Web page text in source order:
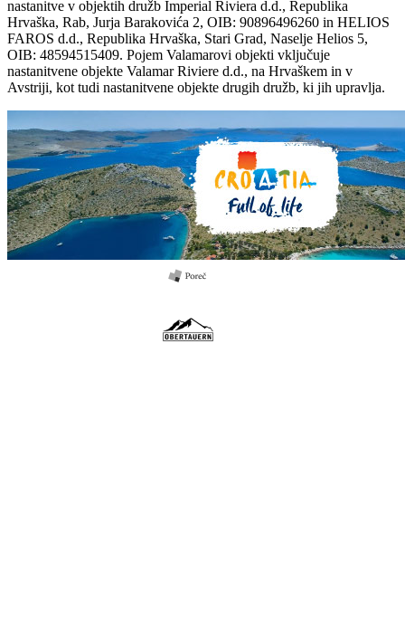
nastanitve v objektih družb Imperial Riviera d.d., Republika
Hrvaška, Rab, Jurja Barakovića 2, OIB: 90896496260 in HELIOS
FAROS d.d., Republika Hrvaška, Stari Grad, Naselje Helios 5,
OIB: 48594515409. Pojem Valamarovi objekti vključuje
nastanitvene objekte Valamar Riviere d.d., na Hrvaškem in v
Avstriji, kot tudi nastanitvene objekte drugih družb, ki jih upravlja.